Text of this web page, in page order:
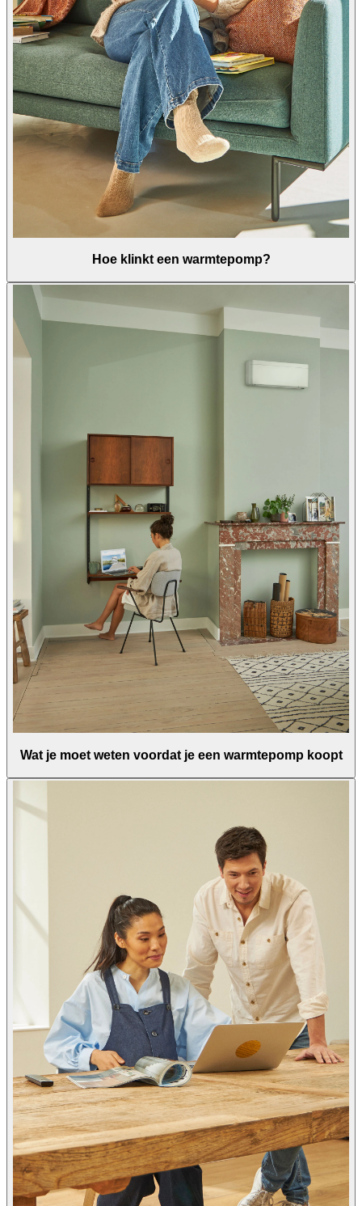
Hoe klinkt een warmtepomp?
Wat je moet weten voordat je een warmtepomp koopt